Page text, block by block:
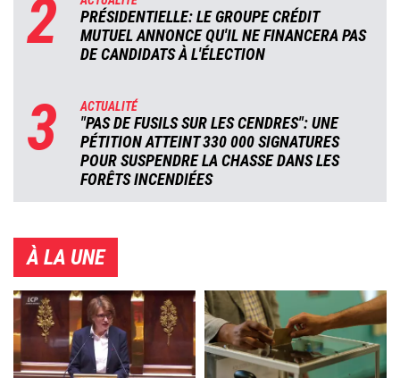
2
PRÉSIDENTIELLE: LE GROUPE CRÉDIT
MUTUEL ANNONCE QU'IL NE FINANCERA PAS
DE CANDIDATS À L'ÉLECTION
3 ACTUALITÉ
"PAS DE FUSILS SUR LES CENDRES": UNE
PÉTITION ATTEINT 330 000 SIGNATURES
POUR SUSPENDRE LA CHASSE DANS LES
FORÊTS INCENDIÉES
À LA UNE
Image Image